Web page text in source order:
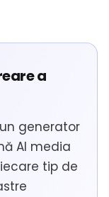
a
generator
AI media
tip de